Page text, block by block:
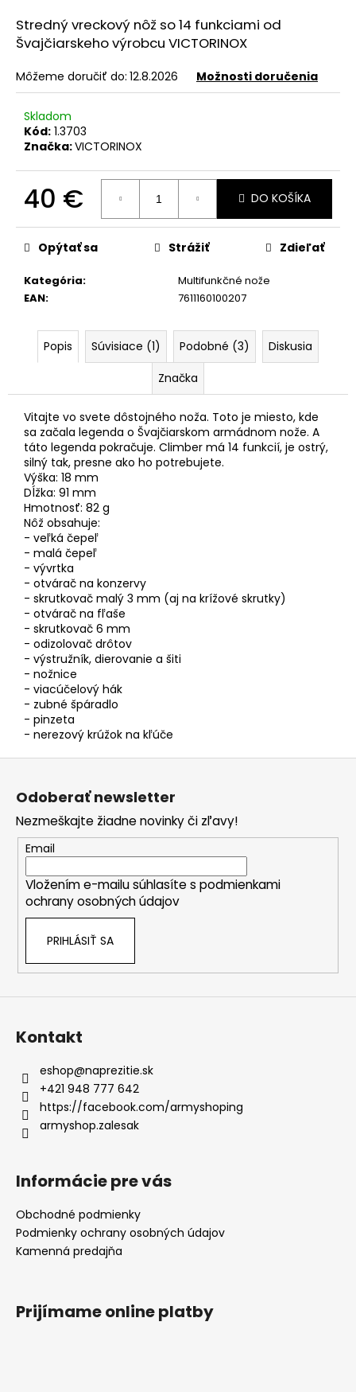
Stredný vreckový nôž so 14 funkciami od
Švajčiarskeho výrobcu VICTORINOX
Môžeme doručiť do: 12.8.2026 Možnosti doručenia
Skladom
Kód: 1.3703
Značka:VICTORINOX
40 €
cena:
DO KOŠÍKA
Kategória:
Multifunkčné nože
EAN: 7611160100207
Opýtať sa Strážiť Zdieľať
Popis Súvisiace (1) Podobné (3)
Diskusia
Značka
Vitajte vo svete dôstojného noža. Toto je miesto, kde
sa začala legenda o Švajčiarskom armádnom nože. A
táto legenda pokračuje. Climber má 14 funkcií, je ostrý,
silný tak, presne ako ho potrebujete.
Výška: 18 mm
Dĺžka: 91 mm
Hmotnosť: 82 g
Nôž obsahuje:
- veľká čepeľ
- malá čepeľ
- vývrtka
- otvárač na konzervy
- skrutkovač malý 3 mm (aj na krížové skrutky)
- otvárač na fľaše
- skrutkovač 6 mm
- odizolovač drôtov
- výstružník, dierovanie a šiti
- nožnice
- viacúčelový hák
- zubné špáradlo
- pinzeta
- nerezový krúžok na kľúče
á
j
ť
HĽADAŤ
O
d
p
o
m
e
Z
Odoberať newsletter
Nezmeškajte žiadne novinky či zľavy!
Email
Vložením e-mailu súhlasíte s podmienkami
ochrany osobných údajov
PRIHLÁSIŤ SA
Kontakt
eshop@naprezitie.sk
+421 948 777 642
https://facebook.com/armyshoping
armyshop.zalesak
Informácie pre vás
Obchodné podmienky
Podmienky ochrany osobných údajov
Kamenná predajňa
Prijímame online platby